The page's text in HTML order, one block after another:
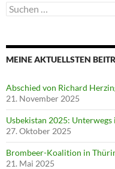
Suche
nach:
MEINE AKTUELLSTEN
Abschied von Richard
21. November 2025
Usbekistan 2025:
27. Oktober 2025
Brombeer-Koalition in
21. Mai 2025